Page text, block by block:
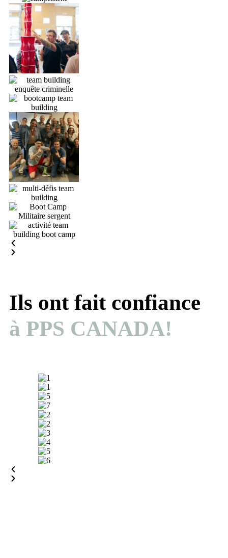
Ils ont fait confiance
à PPS CANADA!